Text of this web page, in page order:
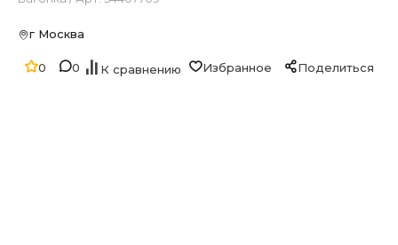
0 0 К сравнению Избранное Поделиться
г Москва